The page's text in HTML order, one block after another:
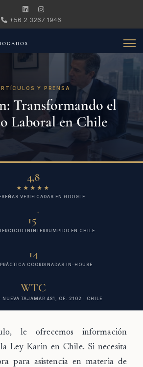
+56 2 3267 1946
Y PRENSA
Transformando el
Laboral en Chile
4,8
★★★★★
VERIFICADAS EN GOOGLE
15
+
ININTERRUMPIDO EN CHILE
14
PRÁCTICA COORDINADAS IN-HOUSE
WTC
NUEVA TAJAMAR 481, OF. 2102 · CHILE
le ofrecemos información
Ley Karin en Chile. Si necesita
para asistencia en materia de